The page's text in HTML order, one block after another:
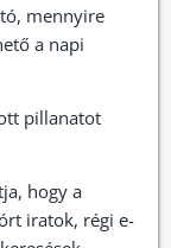
mennyire
a napi
pillanatot
hogy a
iratok, régi e-